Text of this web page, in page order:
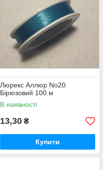
Люрекс Аллюр No20.
Бірюзовий 100 м
В наявності
13,30 ₴
Купити